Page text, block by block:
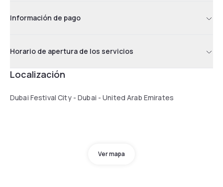
Información de pago
Horario de apertura de los servicios
Localización
Dubai Festival City - Dubai - United Arab Emirates
Ver mapa